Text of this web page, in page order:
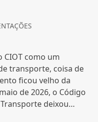
como um
transporte, coisa de
ficou velho da
de 2026, o Código
deixou…